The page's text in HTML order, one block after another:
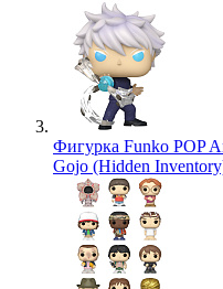
Фигурка Funko POP
Gojo (Hidden